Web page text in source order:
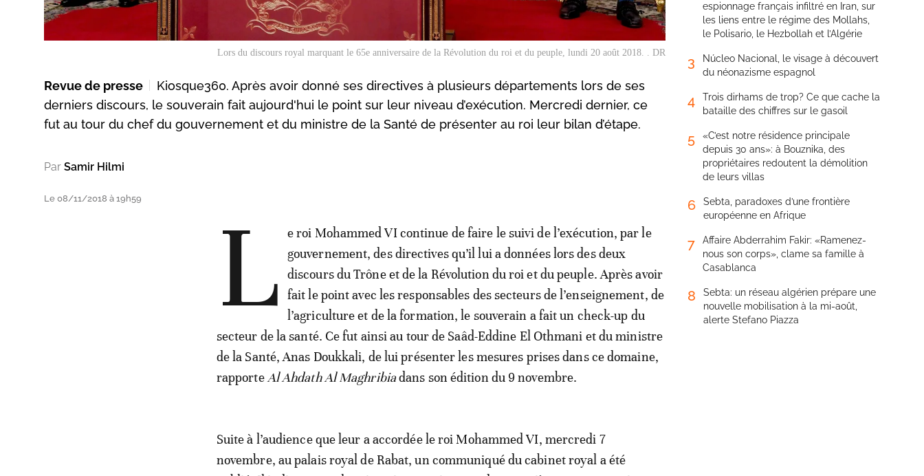
Lors du discours royal marquant le 65e anniversaire de la Révolution du roi et du peuple, lundi 20 août 2018. . DR
Revue de presse
Kiosque360. Après avoir donné ses directives à plusieurs départements lors de ses
derniers discours, le souverain fait aujourd'hui le point sur leur niveau d’exécution. Mercredi dernier, ce
fut au tour du chef du gouvernement et du ministre de la Santé de présenter au roi leur bilan d’étape.
Par Samir Hilmi
Le 08/11/2018 à 19h59 L
e roi Mohammed VI continue de faire le suivi de l’exécution, par le
gouvernement, des directives qu’il lui a données lors des deux
discours du Trône et de la Révolution du roi et du peuple. Après avoir
fait le point avec les responsables des secteurs de l’enseignement, de
l’agriculture et de la formation, le souverain a fait un check-up du
secteur de la santé. Ce fut ainsi au tour de Saâd-Eddine El Othmani et du ministre
de la Santé, Anas Doukkali, de lui présenter les mesures prises dans ce domaine,
rapporte Al Ahdath Al Maghribiadans son édition du 9 novembre.
Suite à l’audience que leur a accordée le roi Mohammed VI, mercredi 7
novembre, au palais royal de Rabat, un communiqué du cabinet royal a été
espionnage français infiltré en Iran, sur
les liens entre le régime des Mollahs,
le Polisario, le Hezbollah et l’Algérie
3
Núcleo Nacional, le visage à découvert
du néonazisme espagnol
4
Trois dirhams de trop? Ce que cache la
bataille des chiffres sur le gasoil
5
«C’est notre résidence principale
depuis 30 ans»: à Bouznika, des
propriétaires redoutent la démolition
de leurs villas
6
Sebta, paradoxes d’une frontière
européenne en Afrique
7
Affaire Abderrahim Fakir: «Ramenez-
nous son corps», clame sa famille à
Casablanca
8
Sebta: un réseau algérien prépare une
nouvelle mobilisation à la mi-août,
alerte Stefano Piazza